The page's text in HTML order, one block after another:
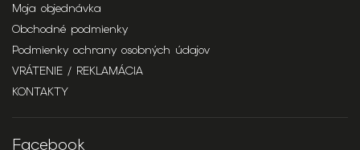
Moja objednávka
Obchodné podmienky
Podmienky ochrany osobných údajov
VRÁTENIE / REKLAMÁCIA
KONTAKTY
Facebook